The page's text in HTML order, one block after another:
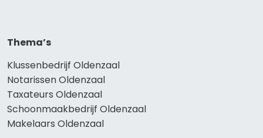
Thema’s
Klussenbedrijf Oldenzaal
Notarissen Oldenzaal
Taxateurs Oldenzaal
Schoonmaakbedrijf Oldenzaal
Makelaars Oldenzaal